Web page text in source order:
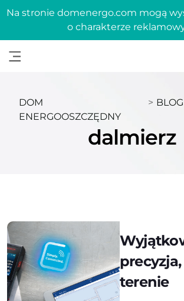
Na stronie domenergo.com mogą
o charakterze
DOM
ENERGOOSZCZĘDNY
> BLOG
dalmierz
terenie